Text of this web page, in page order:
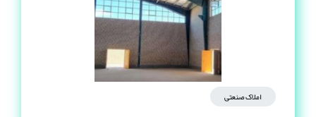
املاک صنعتی